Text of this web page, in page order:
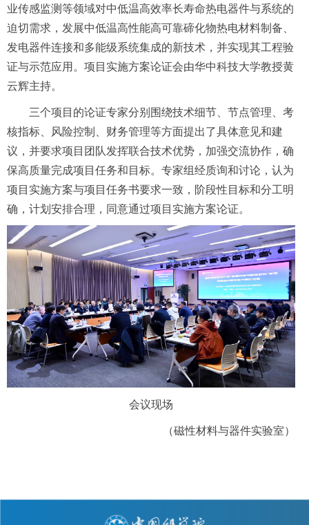
业传感监测等领域对中低温高效率长寿命热电器件与系统的
迫切需求，发展中低温高性能高可靠碲化物热电材料制备、
发电器件连接和多能级系统集成的新技术，并实现其工程验
证与示范应用。项目实施方案论证会由华中科技大学教授黄
云辉主持。
三个项目的论证专家分别围绕技术细节、节点管理、考
核指标、风险控制、财务管理等方面提出了具体意见和建
议，并要求项目团队发挥联合技术优势，加强交流协作，确
保高质量完成项目任务和目标。专家组经质询和讨论，认为
项目实施方案与项目任务书要求一致，阶段性目标和分工明
确，计划安排合理，同意通过项目实施方案论证。
会议现场
（磁性材料与器件实验室）